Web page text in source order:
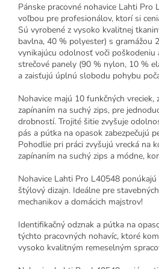
Pánske pracovné nohavice Lahti Pro
voľbou pre profesionálov, ktorí si
Sú vyrobené z vysoko kvalitnej
bavlna, 40 % polyester) s gramážou
vynikajúcu odolnosť voči poškodeniu
strečové panely (90 % nylon, 10 %
a zaisťujú úplnú slobodu pohybu
Nohavice majú 10 funkčných vreciek,
zapínaním na suchý zips, pre
drobností. Trojité šitie zvyšuje
pás a pútka na opasok zabezpečujú
Pohodlie pri práci zvyšujú vrecká na
zapínaním na suchý zips a módne,
Nohavice Lahti Pro L40548
štýlový dizajn. Ideálne pre
mechanikov a domácich majstrov!
Identifikačný odznak a pútka na
týchto pracovných nohavíc, ktoré
vysoko kvalitným remeselným